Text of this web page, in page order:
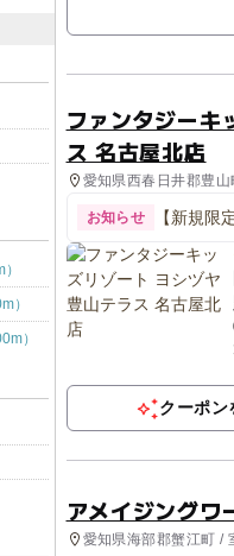
ファンタジーキ
ス 名古屋北店
愛知県西春日井郡豊
お知らせ 【新規限
クーポン
アメイジングワ
愛知県海部郡蟹江町 /
）
）